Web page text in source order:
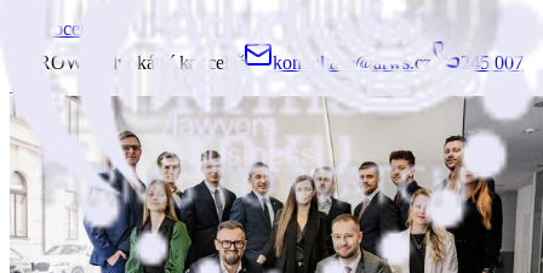
Naše ocenění
ARROWS advokátní kancelář
konzultace@arws.cz
245 007